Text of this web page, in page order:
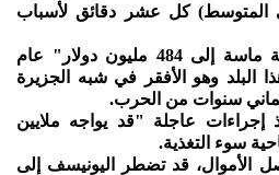
كل عشر دقائق لأسباب
وقالت المنظمة إنها "بحاجة ماسة إلى 484 مليون دولار" عام
هذا البلد وهو الأفقر في شبه الجزيرة
ثماني سنوات من الحرب.
عاجلة "قد يواجه ملايين
سوء التغذية.
الأموال، قد تضطر اليونيسف إلى